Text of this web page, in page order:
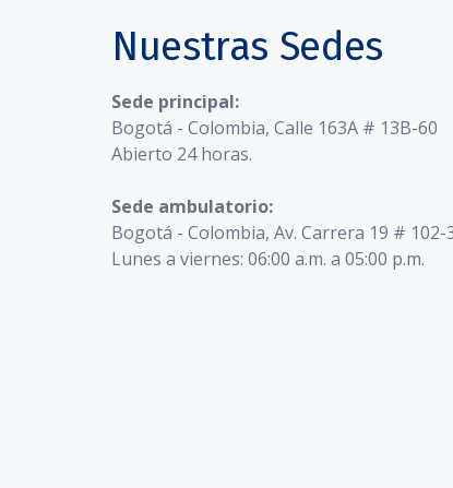
Nuestras Sedes
Sede principal:
Bogotá - Colombia, Calle 163A # 13B-60
Abierto 24 horas.
Sede ambulatorio:
Bogotá - Colombia, Av. Carrera 19 # 102-
Lunes a viernes: 06:00 a.m. a 05:00 p.m.